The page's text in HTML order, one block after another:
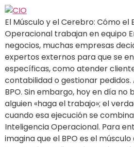
El Músculo y el Cerebro: Cómo el
Operacional trabajan en equipo
negocios, muchas empresas
expertos externos para que se
específicas, como atender
contabilidad o gestionar pedidos.
BPO. Sin embargo, hoy en día no
alguien «haga el trabajo»; el
cuando esa ejecución se
Inteligencia Operacional. Para
imagina que el BPO es el